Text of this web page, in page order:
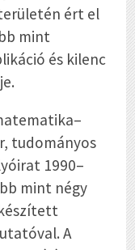
ért el
mint
és kilenc
tudományos
1990–
mint négy
A